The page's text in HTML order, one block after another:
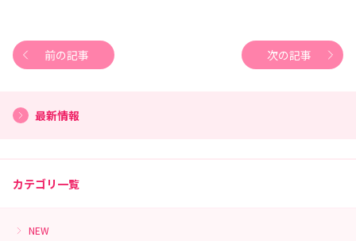
前の記事 次の記事
最新情報
カテゴリ一覧
NEW